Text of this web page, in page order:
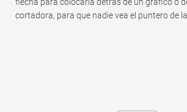
cortadora, para que nadie vea el puntero de